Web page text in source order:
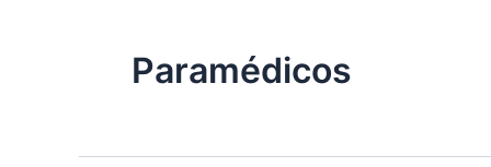
Paramédicos